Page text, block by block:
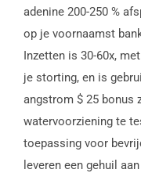
adenine 200-250 %
op je voornaamst
Inzetten is 30-60x,
je storting, en is
angstrom $ 25 bonus
watervoorziening te
toepassing voor
leveren een gehuil